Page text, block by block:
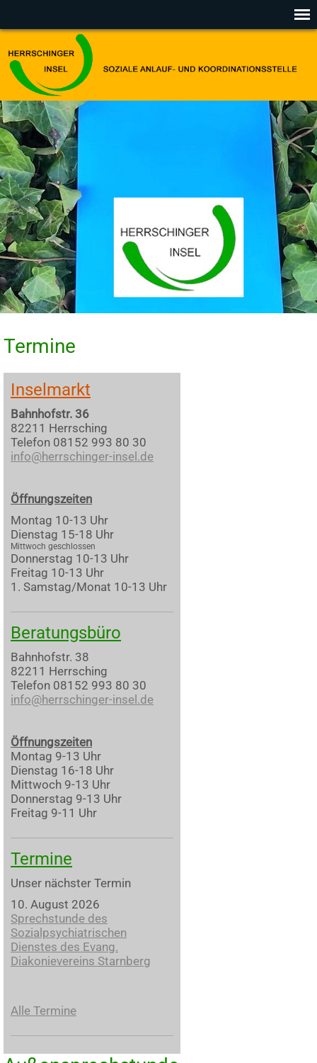
Termine
Inselmarkt
Bahnhofstr. 36
82211 Herrsching
Telefon 08152 993 80 30
info@herrschinger-insel.de
Öffnungszeiten
Montag 10-13 Uhr
Dienstag 15-18 Uhr
Mittwoch geschlossen
Donnerstag 10-13 Uhr
Freitag 10-13 Uhr
1. Samstag/Monat 10-13 Uhr
Beratungsbüro
Bahnhofstr. 38
82211 Herrsching
Telefon 08152 993 80 30
info@herrschinger-insel.de
Öffnungszeiten
Montag 9-13 Uhr
Dienstag 16-18 Uhr
Mittwoch 9-13 Uhr
Donnerstag 9-13 Uhr
Freitag 9-11 Uhr
Termine
Unser nächster Termin
10. August 2026
Sprechstunde des
Sozialpsychiatrischen
Dienstes des Evang.
Diakonievereins Starnberg
Alle Termine